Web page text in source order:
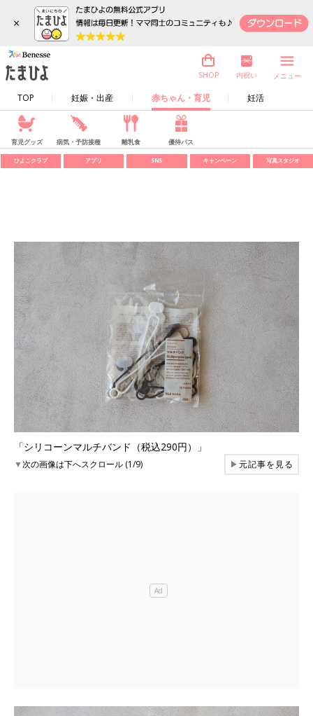
×
TOP 妊娠・出産 赤ちゃん・育児 妊活
SHOP 内祝い メニュー
育児グッズ 病気・予防接種 離乳食 優待パス
ひよこクラブ アプリ SNS キャンペーン 写真スタジオ
「シリコーンマルチバンド（税込290円）」
▼次の画像は下へスクロール (1/9) ▶元記事を見る